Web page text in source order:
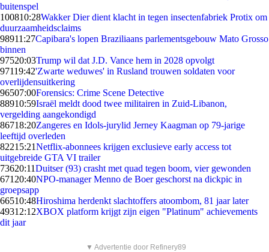
buitenspel
100810:28Wakker Dier dient klacht in tegen insectenfabriek Protix om
duurzaamheidsclaims
98911:27Capibara's lopen Braziliaans parlementsgebouw Mato Grosso
binnen
97520:03Trump wil dat J.D. Vance hem in 2028 opvolgt
97119:42'Zwarte weduwes' in Rusland trouwen soldaten voor
overlijdensuitkering
96507:00Forensics: Crime Scene Detective
88910:59Israël meldt dood twee militairen in Zuid-Libanon,
vergelding aangekondigd
86718:20Zangeres en Idols-jurylid Jerney Kaagman op 79-jarige
leeftijd overleden
82215:21Netflix-abonnees krijgen exclusieve early access tot
uitgebreide GTA VI trailer
73620:11Duitser (93) crasht met quad tegen boom, vier gewonden
671 20:40NPO-manager Menno de Boer geschorst na dickpic in
groepsapp
66510:48Hiroshima herdenkt slachtoffers atoombom, 81 jaar later
49312:12XBOX platform krijgt zijn eigen "Platinum" achievements
dit jaar
▼ Advertentie door Refinery89